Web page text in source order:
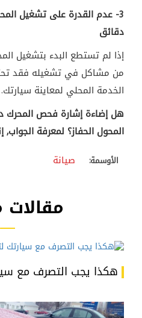
3- عدم القدرة على تشغيل
دقائق
إذا لم تستطع البدء بتشغيل
من مشاكل في تشغيله فقد
الخدمة المحلي لمعاينة سيارتك.
هل إضاءة إشارة فحص
المحول الحفاز؟ لمعرفة الجواب,
الأوسمة: صيانة
مقالات
هكذا يجب التصرف مع